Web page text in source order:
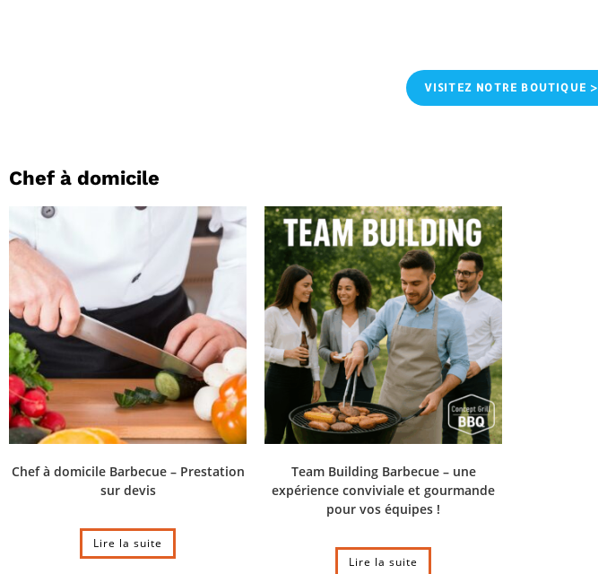
VISITEZ NOTRE BOUTIQUE >
Chef à domicile
Chef à domicile Barbecue – Prestation
sur devis
Lire la suite
Team Building Barbecue – une
expérience conviviale et gourmande
pour vos équipes !
Lire la suite